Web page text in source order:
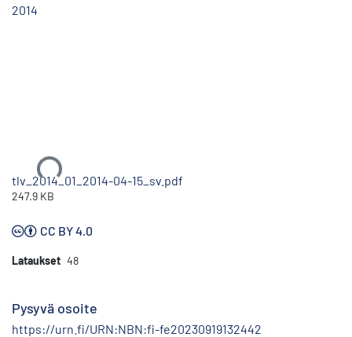
2014
Ladataan...
tlv_2014_01_2014-04-15_sv.pdf
247.9 KB
CC BY 4.0
Lataukset 48
Pysyvä osoite
https://urn.fi/URN:NBN:fi-fe20230919132442